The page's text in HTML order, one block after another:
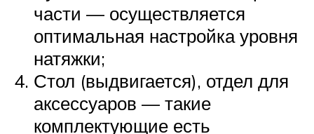
части — осуществляется
оптимальная настройка уровня
натяжки;
Стол (выдвигается), отдел для
аксессуаров — такие
комплектующие есть